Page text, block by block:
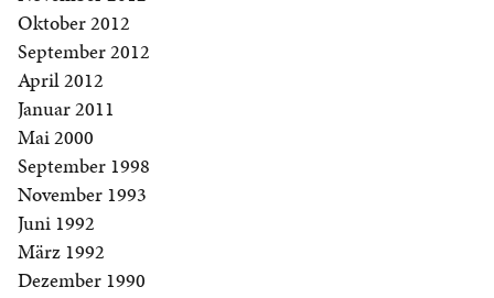
Oktober 2012
September 2012
April 2012
Januar 2011
Mai 2000
September 1998
November 1993
Juni 1992
März 1992
Dezember 1990